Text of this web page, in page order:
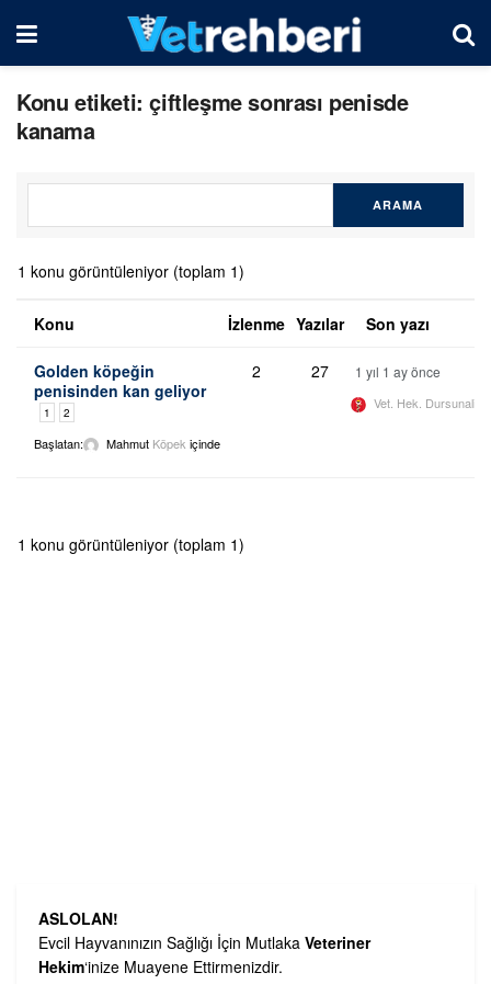
Konu etiketi: çiftleşme sonrası penisde
kanama
1 konu görüntüleniyor (toplam 1)
Konu İzlenme Yazılar Son yazı
Golden köpeğin
penisinden kan geliyor
1 2
Başlatan: Mahmut Köpek içinde
2 27 1 yıl 1 ay önce
Vet. Hek. Dursunali
1 konu görüntüleniyor (toplam 1)
ASLOLAN!
Evcil Hayvanınızın Sağlığı İçin Mutlaka Veteriner
Hekim‘inize Muayene Ettirmenizdir.